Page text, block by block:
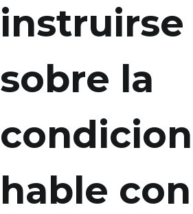
instruirse
sobre la
hable